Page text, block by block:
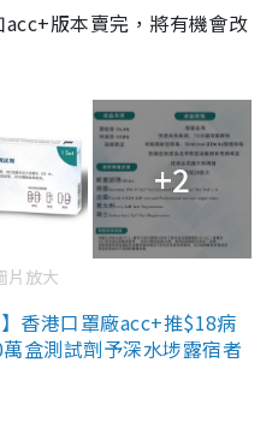
版本賣完，將有機會改
+2
片放大
香港口罩廠acc+推$18病
盒測試劑予深水埗露宿者